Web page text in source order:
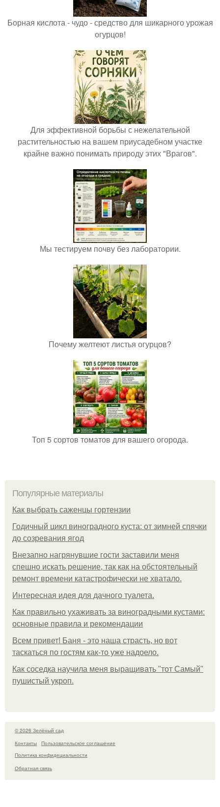
Борная кислота - чудо - средство для шикарного урожая
огурцов!
Для эффективной борьбы с нежелательной
растительностью на вашем приусадебном участке
крайне важно понимать природу этих "Врагов".
Мы тестируем почву без лаборатории.
Почему желтеют листья огурцов?
Топ 5 сортов томатов для вашего огорода.
Популярные материалы
Как выбрать саженцы гортензии
Годичный цикл виноградного куста: от зимней спячки
до созревания ягод
Внезапно нагрянувшие гости заставили меня
спешно искать решение, так как на обстоятельный
ремонт времени катастрофически не хватало.
Интересная идея для дачного туалета.
Как правильно ухаживать за виноградными кустами:
основные правила и рекомендации
Всем привет! Баня - это наша страсть, но вот
таскаться по гостям как-то уже надоело.
Как соседка научила меня выращивать "тот Самый"
пушистый укроп.
© 2026 Зелёный сад
Контакты
Пользовательское соглашение
Политика конфидециальности
Обратная связь